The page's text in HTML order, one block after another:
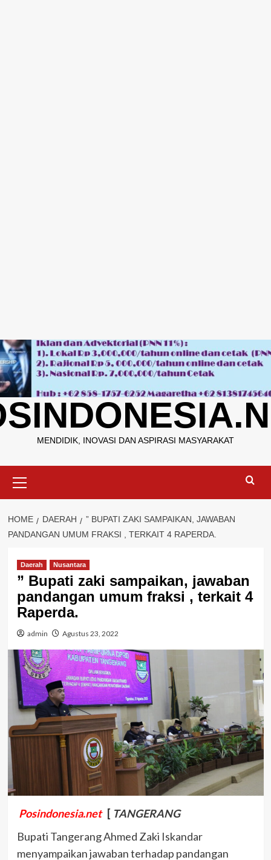
to
content
MENDIDIK, INOVASI DAN ASPIRASI MASYARAKAT
Menu
HOME DAERAH
” BUPATI ZAKI SAMPAIKAN, JAWABAN
PANDANGAN UMUM FRAKSI , TERKAIT 4 RAPERDA.
Daerah Nusantara
” Bupati zaki sampaikan, jawaban
pandangan umum fraksi , terkait 4
Raperda.
admin Agustus 23, 2022
Posindonesia.net[ TANGERANG
Bupati Tangerang Ahmed Zaki Iskandar
menyampaikan jawaban terhadap pandangan